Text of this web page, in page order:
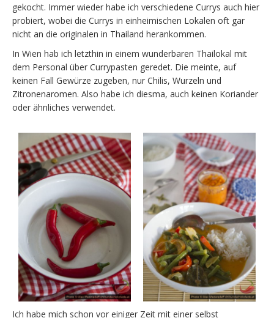
gekocht. Immer wieder habe ich verschiedene Currys auch hier
probiert, wobei die Currys in einheimischen Lokalen oft gar
nicht an die originalen in Thailand herankommen.
In Wien hab ich letzthin in einem wunderbaren Thailokal mit
dem Personal über Currypasten geredet. Die meinte, auf
keinen Fall Gewürze zugeben, nur Chilis, Wurzeln und
Zitronenaromen. Also habe ich diesma, auch keinen Koriander
oder ähnliches verwendet.
Ich habe mich schon vor einiger Zeit mit einer selbst